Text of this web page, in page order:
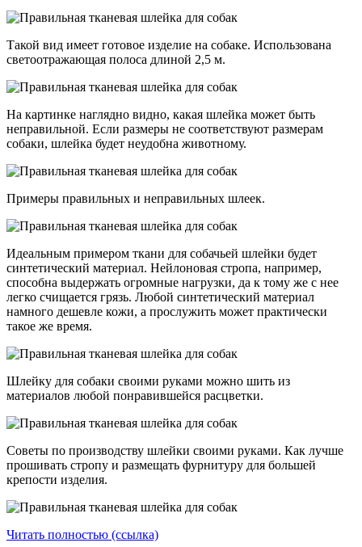
Такой вид имеет готовое изделие на собаке. Использована
светоотражающая полоса длиной 2,5 м.
На картинке наглядно видно, какая шлейка может быть
неправильной. Если размеры не соответствуют размерам
собаки, шлейка будет неудобна животному.
Примеры правильных и неправильных шлеек.
Идеальным примером ткани для собачьей шлейки будет
синтетический материал. Нейлоновая стропа, например,
способна выдержать огромные нагрузки, да к тому же с нее
легко счищается грязь. Любой синтетический материал
намного дешевле кожи, а прослужить может практически
такое же время.
Шлейку для собаки своими руками можно шить из
материалов любой понравившейся расцветки.
Советы по производству шлейки своими руками. Как лучше
прошивать стропу и размещать фурнитуру для большей
крепости изделия.
Читать полностью (ссылка)